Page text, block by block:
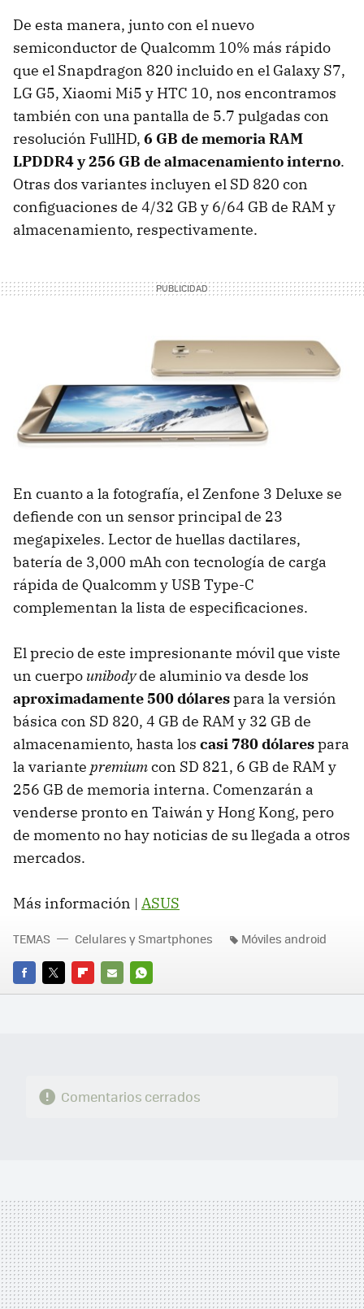
De esta manera, junto con el nuevo
semiconductor de Qualcomm 10% más rápido
que el Snapdragon 820 incluido en el Galaxy S7,
LG G5, Xiaomi Mi5 y HTC 10, nos encontramos
también con una pantalla de 5.7 pulgadas con
resolución FullHD, 6 GB de memoria RAM
LPDDR4 y 256 GB de almacenamiento interno.
Otras dos variantes incluyen el SD 820 con
configuaciones de 4/32 GB y 6/64 GB de RAM y
almacenamiento, respectivamente.
En cuanto a la fotografía, el Zenfone 3 Deluxe se
defiende con un sensor principal de 23
megapixeles. Lector de huellas dactilares,
batería de 3,000 mAh con tecnología de carga
rápida de Qualcomm y USB Type-C
complementan la lista de especificaciones.
El precio de este impresionante móvil que viste
un cuerpo unibodyde aluminio va desde los
aproximadamente 500 dólarespara la versión
básica con SD 820, 4 GB de RAM y 32 GB de
almacenamiento, hasta los casi 780 dólarespara
la variante premiumcon SD 821, 6 GB de RAM y
256 GB de memoria interna. Comenzarán a
venderse pronto en Taiwán y Hong Kong, pero
de momento no hay noticias de su llegada a otros
mercados.
Más información | ASUS
FACEBOOK
TWITTERFLIPBOARD
E-
WHATSAPP
TEMAS Celulares y Smartphones Móviles android
Comentarios cerrados